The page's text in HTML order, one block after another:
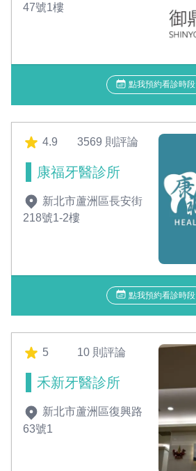
47號1樓
點我預約看診時段
4.9 3569 則評論
康福牙醫診所
新北市蘆洲區長安街
218號1-2樓
點我預約看診時段
5 10 則評論
禾新牙醫診所
新北市蘆洲區復興路
63號1